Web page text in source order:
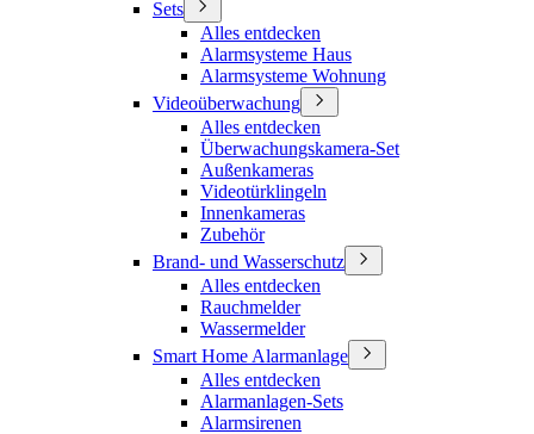
Sets
Alles entdecken
Alarmsysteme Haus
Alarmsysteme Wohnung
Videoüberwachung
Alles entdecken
Überwachungskamera-Set
Außenkameras
Videotürklingeln
Innenkameras
Zubehör
Brand- und Wasserschutz
Alles entdecken
Rauchmelder
Wassermelder
Smart Home Alarmanlage
Alles entdecken
Alarmanlagen-Sets
Alarmsirenen